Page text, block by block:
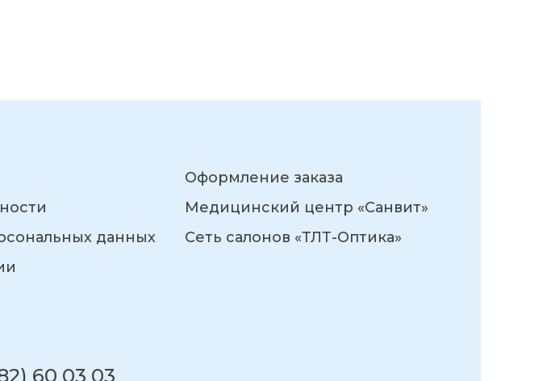
данных
Оформление заказа
Медицинский центр «Санвит»
Сеть салонов «ТЛТ-Оптика»
60 03 03